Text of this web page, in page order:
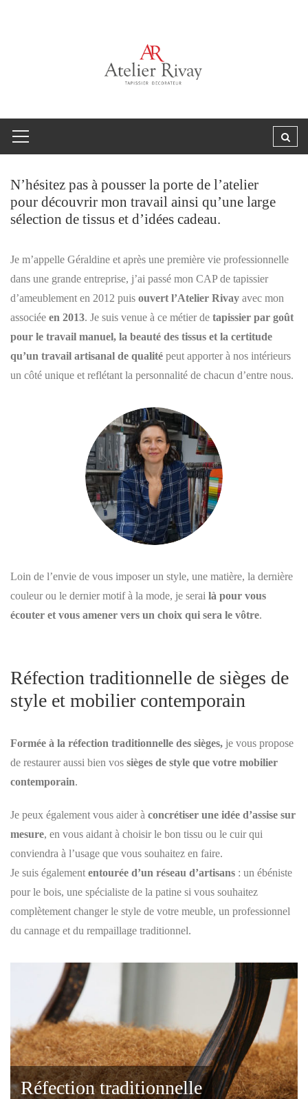
N’hésitez pas à pousser la porte de l’atelier
pour découvrir mon travail ainsi qu’une large
sélection de tissus et d’idées cadeau.
Je m’appelle Géraldine et après une première vie professionnelle
dans une grande entreprise, j’ai passé mon CAP de tapissier
d’ameublement en 2012 puis ouvert l’Atelier Rivay avec mon
associée en 2013. Je suis venue à ce métier de tapissier par goût
pour le travail manuel, la beauté des tissus et la certitude
qu’un travail artisanal de qualité peut apporter à nos intérieurs
un côté unique et reflétant la personnalité de chacun d’entre nous.
Loin de l’envie de vous imposer un style, une matière, la dernière
couleur ou le dernier motif à la mode, je serai là pour vous
écouter et vous amener vers un choix qui sera le vôtre.
Réfection traditionnelle de sièges de
style et mobilier contemporain
Formée à la réfection traditionnelle des sièges, je vous propose
de restaurer aussi bien vos sièges de style que votre mobilier
contemporain.
Je peux également vous aider à concrétiser une idée d’assise sur
mesure, en vous aidant à choisir le bon tissu ou le cuir qui
conviendra à l’usage que vous souhaitez en faire.
Je suis également entourée d’un réseau d’artisans : un ébéniste
pour le bois, une spécialiste de la patine si vous souhaitez
complètement changer le style de votre meuble, un professionnel
du cannage et du rempaillage traditionnel.
Réfection traditionnelle